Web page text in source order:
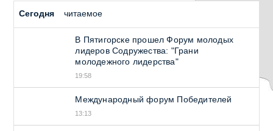
Сегодня читаемое
В Пятигорске прошел Форум молодых
лидеров Содружества: "Грани
молодежного лидерства"
19:58
Международный форум Победителей
13:13